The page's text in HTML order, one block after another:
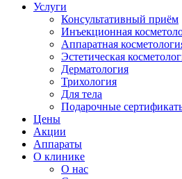
Услуги
Консультативный приём
Инъекционная
Аппаратная
Эстетическая
Дерматология
Трихология
Для тела
Подарочные
Цены
Акции
Аппараты
О клинике
О нас